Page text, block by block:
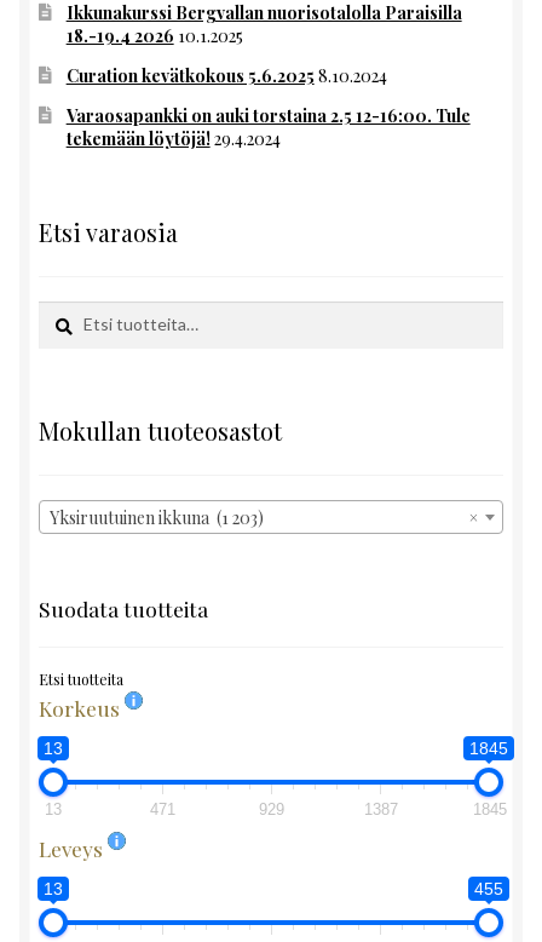
Ikkunakurssi Bergvallan nuorisotalolla Paraisilla
18.-19.4 2026 10.1.2025
Curation kevätkokous 5.6.2025 8.10.2024
Varaosapankki on auki torstaina 2.5 12-16:00. Tule
tekemään löytöjä!29.4.2024
Etsi varaosia
Etsi:
Haku
Mokullan tuoteosastot
×
Yksiruutuinen ikkuna (1 203)
Suodata tuotteita
Etsi tuotteita
Korkeus
13 1845
13 471 929 1387 1845
Leveys
13 455